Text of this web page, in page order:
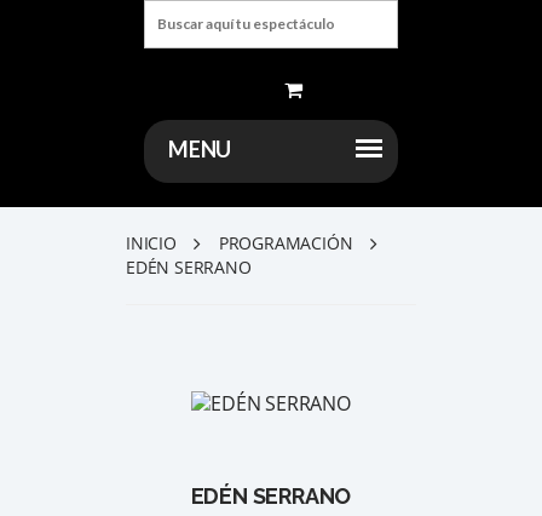
INICIO
PROGRAMACIÓN
EDÉN SERRANO
EDÉN SERRANO